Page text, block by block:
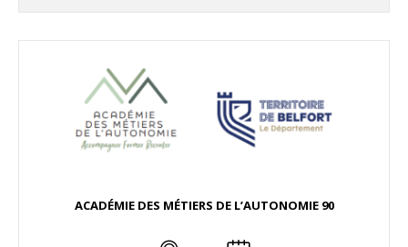
ACADÉMIE DES MÉTIERS DE L’AUTONOMIE 90